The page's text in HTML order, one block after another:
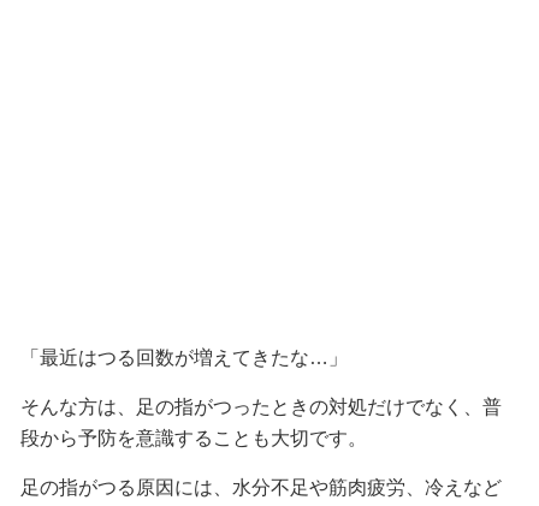
「最近はつる回数が増えてきたな…」
そんな方は、足の指がつったときの対処だけでなく、普
段から予防を意識することも大切です。
足の指がつる原因には、水分不足や筋肉疲労、冷えなど